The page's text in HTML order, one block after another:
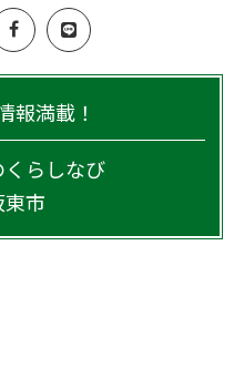
報満載！
らしなび
東市